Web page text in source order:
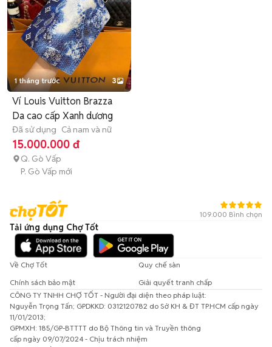
1 tháng trước 3
Ví Louis Vuitton Brazza
Da cao cấp Xanh dương
Đã sử dụng Cả nam và nữ
15.000.000 đ
Q. Gò Vấp
P. Gò Vấp mới
109.000 Bình chọn
Tải ứng dụng Chợ Tốt
Về Chợ Tốt
Quy chế sàn
Chính sách bảo mật
Giải quyết tranh chấp
CÔNG TY TNHH CHỢ TỐT - Người đại diện theo pháp luật:
Nguyễn Trọng Tấn; GPDKKD: 0312120782 do Sở KH & ĐT TP.HCM cấp ngày
11/01/2013;
GPMXH: 185/GP-BTTTT do Bộ Thông tin và Truyền thông
cấp ngày 09/07/2024 - Chịu trách nhiệm